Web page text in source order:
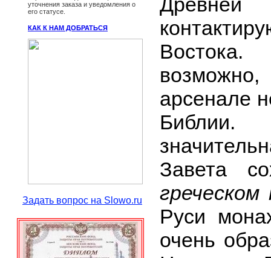
уточнения заказа и уведомления о
его статусе.
КАК К НАМ ДОБРАТЬСЯ
Задать вопрос на Slowo.ru
арсенале
Завета
греческом
Руси
очень